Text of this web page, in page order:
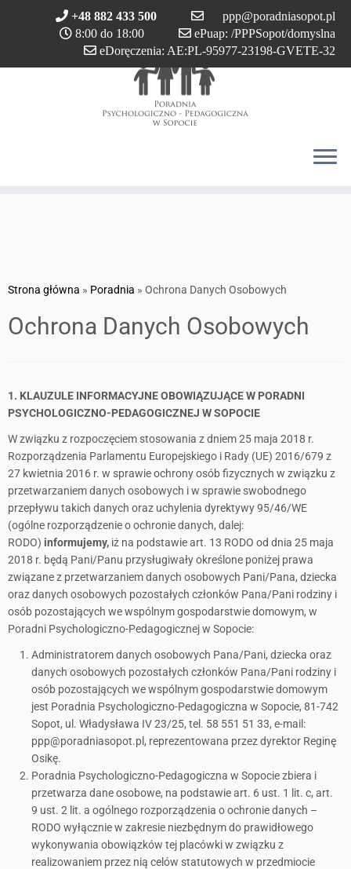
+48 882 433 500
ppp@poradniasopot.pl
8:00 do 18:00
ePuap: /PPPSopot/domyslna
eDoręczenia: AE:PL-95977-23198-GVETE-32
Strona główna » Poradnia » Ochrona Danych Osobowych
Ochrona Danych Osobowych
1. KLAUZULE INFORMACYJNE OBOWIĄZUJĄCE W PORADNI
PSYCHOLOGICZNO-PEDAGOGICZNEJ W SOPOCIE
W związku z rozpoczęciem stosowania z dniem 25 maja 2018 r.
Rozporządzenia Parlamentu Europejskiego i Rady (UE) 2016/679 z
27 kwietnia 2016 r. w sprawie ochrony osób fizycznych w związku z
przetwarzaniem danych osobowych i w sprawie swobodnego
przepływu takich danych oraz uchylenia dyrektywy 95/46/WE
(ogólne rozporządzenie o ochronie danych, dalej:
RODO) informujemy, iż na podstawie art. 13 RODO od dnia 25 maja
2018 r. będą Pani/Panu przysługiwały określone poniżej prawa
związane z przetwarzaniem danych osobowych Pani/Pana, dziecka
oraz danych osobowych pozostałych członków Pana/Pani rodziny i
osób pozostających we wspólnym gospodarstwie domowym, w
Poradni Psychologiczno-Pedagogicznej w Sopocie:
Administratorem danych osobowych Pana/Pani, dziecka oraz
danych osobowych pozostałych członków Pana/Pani rodziny i
osób pozostających we wspólnym gospodarstwie domowym
jest Poradnia Psychologiczno-Pedagogiczna w Sopocie, 81-742
Sopot, ul. Władysława IV 23/25, tel. 58 551 51 33, e-mail:
ppp@poradniasopot.pl, reprezentowana przez dyrektor Reginę
Osikę.
Poradnia Psychologiczno-Pedagogiczna w Sopocie zbiera i
przetwarza dane osobowe, na podstawie art. 6 ust. 1 lit. c, art.
9 ust. 2 lit. a ogólnego rozporządzenia o ochronie danych –
RODO wyłącznie w zakresie niezbędnym do prawidłowego
wykonywania obowiązków tej placówki w związku z
realizowaniem przez nią celów statutowych w przedmiocie